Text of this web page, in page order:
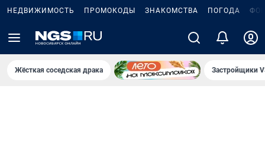
НЕДВИЖИМОСТЬ ПРОМОКОДЫ ЗНАКОМСТВА ПОГОДА
Жёсткая соседская драка Застройщики